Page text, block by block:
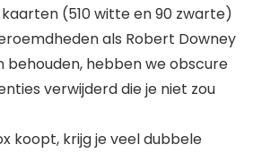
(510 witte en 90 zwarte)
als Robert Downey
behouden, hebben we obscure
verwijderd die je niet zou
koopt, krijg je veel dubbele